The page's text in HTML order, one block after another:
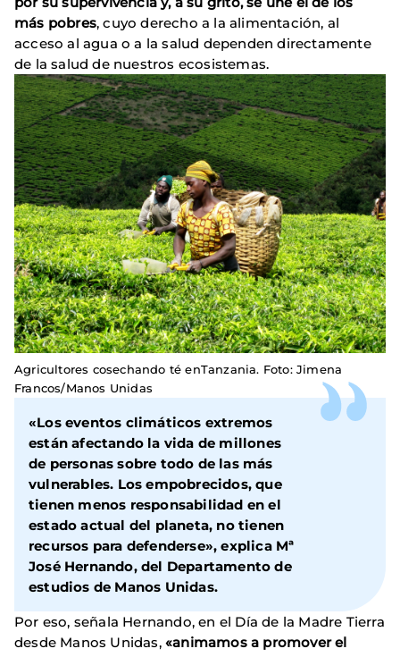
más pobres, cuyo derecho a la alimentación, al
acceso al agua o a la salud dependen directamente
de la salud de nuestros ecosistemas.
Agricultores cosechando té enTanzania. Foto: Jimena
Francos/Manos Unidas
«Los eventos climáticos extremos
están afectando la vida de millones
de personas sobre todo de las más
vulnerables. Los empobrecidos, que
tienen menos responsabilidad en el
estado actual del planeta, no tienen
recursos para defenderse», explica Mª
José Hernando, del Departamento de
estudios de Manos Unidas.
Por eso, señala Hernando, en el Día de la Madre Tierra
desde Manos Unidas, «animamos a promover el